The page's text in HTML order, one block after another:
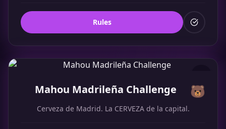
Rules
Mahou Madrileña Challenge 🐻
Cerveza de Madrid. La CERVEZA de la capital.